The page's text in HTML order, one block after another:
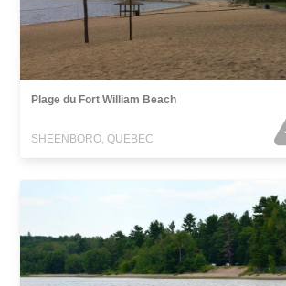
Plage du Fort William Beach
SHEENBORO, QUEBEC